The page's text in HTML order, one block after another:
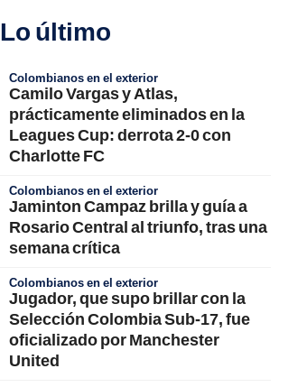
Lo último
Colombianos en el exterior
Camilo Vargas y Atlas,
prácticamente eliminados en la
Leagues Cup: derrota 2-0 con
Charlotte FC
Colombianos en el exterior
Jaminton Campaz brilla y guía a
Rosario Central al triunfo, tras una
semana crítica
Colombianos en el exterior
Jugador, que supo brillar con la
Selección Colombia Sub-17, fue
oficializado por Manchester
United